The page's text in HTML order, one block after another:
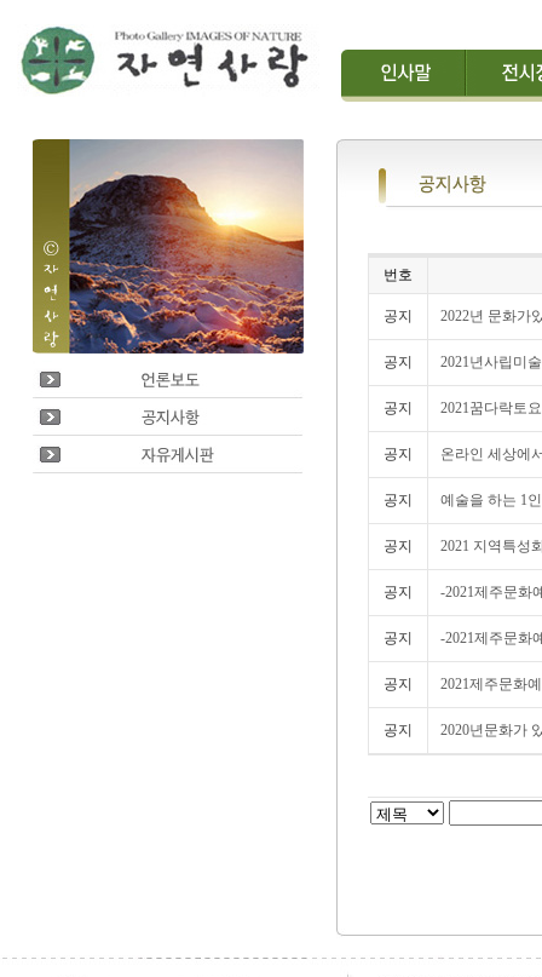
번호
공지 2022년 문화가
공지 2021년사립미
공지 2021꿈다락토
공지 온라인 세상에
공지 예술을 하는 1
공지 2021 지역특성
공지 -2021제주문화
공지 -2021제주문화
공지 2021제주문화
공지 2020년문화가